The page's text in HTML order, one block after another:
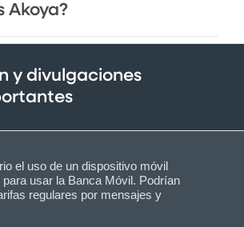
Akoya?
y divulgaciones
el uso de un dispositivo móvil
usar la Banca Móvil. Podrían
regulares por mensajes y